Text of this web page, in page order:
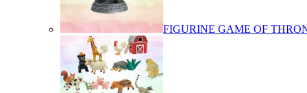
FIGURINE GAME OF